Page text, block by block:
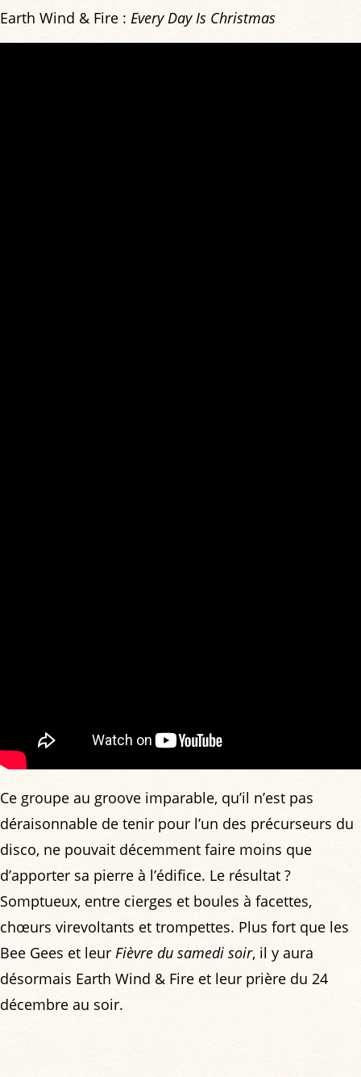
Earth Wind & Fire : Every Day Is Christmas
Ce groupe au groove imparable, qu’il n’est pas
déraisonnable de tenir pour l’un des précurseurs du
disco, ne pouvait décemment faire moins que
d’apporter sa pierre à l’édifice. Le résultat ?
Somptueux, entre cierges et boules à facettes,
chœurs virevoltants et trompettes. Plus fort que les
Bee Gees et leur Fièvre du samedi soir, il y aura
désormais Earth Wind & Fire et leur prière du 24
décembre au soir.